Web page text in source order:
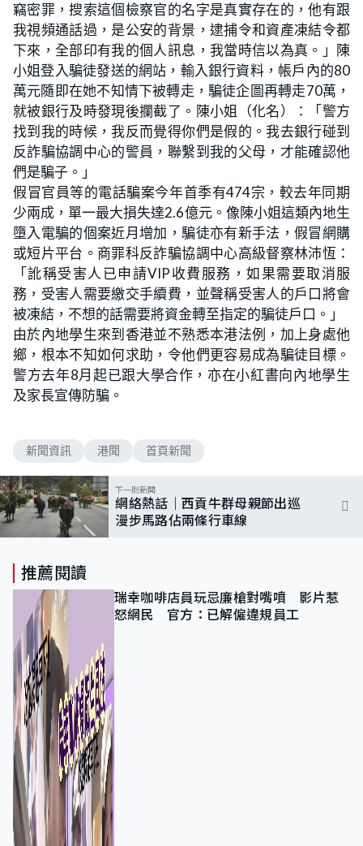
竊密罪，搜索這個檢察官的名字是真實存在的，他有跟
我視頻通話過，是公安的背景，逮捕令和資產凍結令都
下來，全部印有我的個人訊息，我當時信以為真。」陳
小姐登入騙徒發送的網站，輸入銀行資料，帳戶內的80
萬元隨即在她不知情下被轉走，騙徒企圖再轉走70萬，
就被銀行及時發現後攔截了。陳小姐（化名）：「警方
找到我的時候，我反而覺得你們是假的。我去銀行碰到
反詐騙協調中心的警員，聯繫到我的父母，才能確認他
們是騙子。」
假冒官員等的電話騙案今年首季有474宗，較去年同期
少兩成，單一最大損失達2.6億元。像陳小姐這類內地生
墮入電騙的個案近月增加，騙徒亦有新手法，假冒網購
或短片平台。商罪科反詐騙協調中心高級督察林沛恆：
「訛稱受害人已申請VIP收費服務，如果需要取消服
務，受害人需要繳交手續費，並聲稱受害人的戶口將會
被凍結，不想的話需要將資金轉至指定的騙徒戶口。」
由於內地學生來到香港並不熟悉本港法例，加上身處他
鄉，根本不知如何求助，令他們更容易成為騙徒目標。
警方去年8月起已跟大學合作，亦在小紅書向內地學生
及家長宣傳防騙。
新聞資訊 港聞 首頁新聞
下一則新聞
網絡熱話｜西貢牛群母親節出巡
漫步馬路佔兩條行車線
推薦閱讀
瑞幸咖啡店員玩忌廉槍對嘴噴 影片惹
怒網民 官方：已解僱違規員工